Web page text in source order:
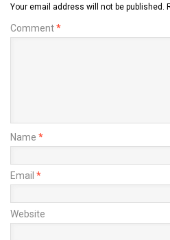
Your email address will not be published.
Comment*
Name *
Email *
Website